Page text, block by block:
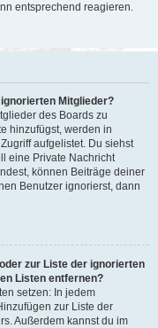
entsprechend reagieren.
Mitglieder?
des Boards zu
hinzufügst, werden in
aufgelistet. Du siehst
eine Private Nachricht
können Beiträge deiner
Benutzer ignorierst, dann
zur Liste der ignorierten
Listen entfernen?
setzen: In jedem
zur Liste der
Außerdem kannst du im